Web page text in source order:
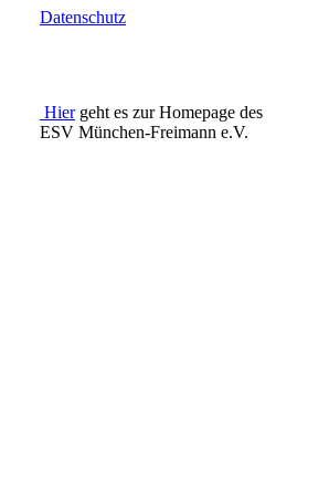
Datenschutz
Hiergeht es zur Homepage des
ESV München-Freimann e.V.